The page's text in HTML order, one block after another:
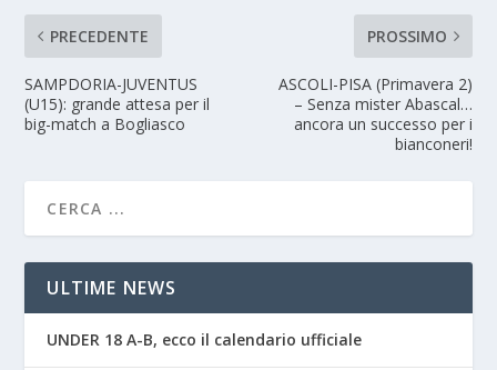
PRECEDENTE
SAMPDORIA-JUVENTUS
(U15): grande attesa per il
big-match a Bogliasco
PROSSIMO
ASCOLI-PISA (Primavera 2)
– Senza mister Abascal…
ancora un successo per i
bianconeri!
ULTIME NEWS
UNDER 18 A-B, ecco il calendario ufficiale